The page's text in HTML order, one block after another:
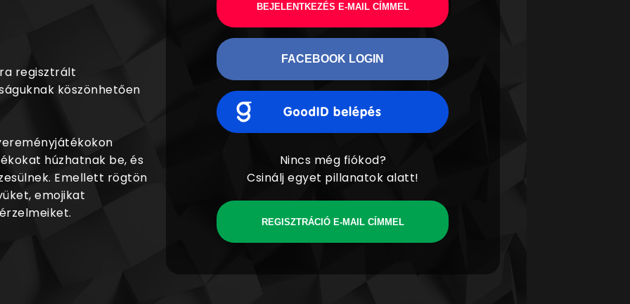
regisztrált
köszönhetően
húzhatnak be, és
Emellett rögtön
emojikat
BEJELENTKEZÉS E-MAIL CÍMMEL
FACEBOOK LOGIN
Nincs még fiókod?
Csinálj egyet pillanatok alatt!
REGISZTRÁCIÓ E-MAIL CÍMMEL